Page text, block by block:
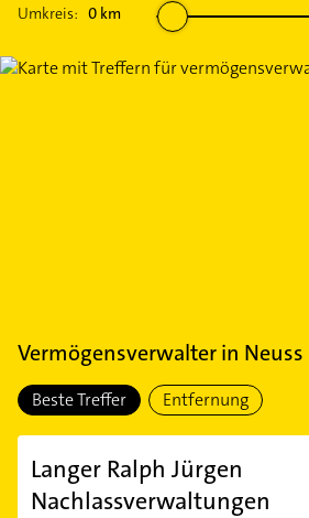
Umkreis: 0 km
Vermögensverwalterin Neuss
Beste Treffer Entfernung
Langer Ralph Jürgen
Nachlassverwaltungen